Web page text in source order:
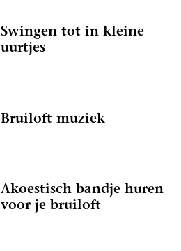
Swingen tot in kleine
uurtjes
Bruiloft muziek
Akoestisch bandje huren
voor je bruiloft